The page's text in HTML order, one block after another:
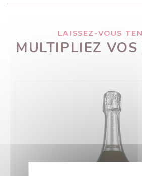
LAISSEZ-VOUS
MULTIPLIEZ